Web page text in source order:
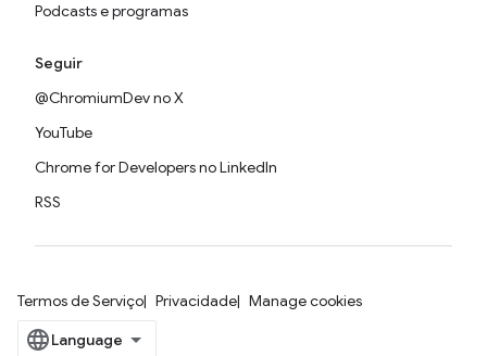
Podcasts e programas
Seguir
@ChromiumDev no X
YouTube
Chrome for Developers no LinkedIn
RSS
Termos de Serviço Privacidade Manage cookies